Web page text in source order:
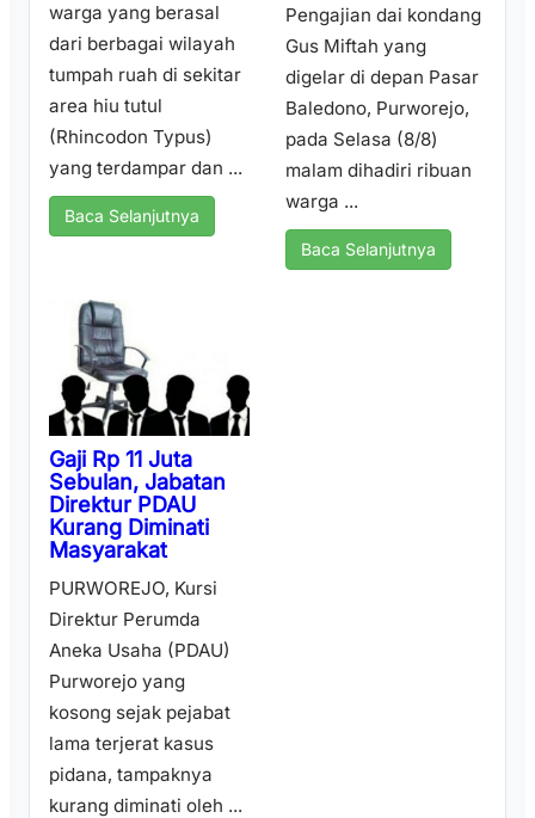
warga yang berasal
dari berbagai wilayah
tumpah ruah di sekitar
area hiu tutul
(Rhincodon Typus)
yang terdampar dan ...
Baca Selanjutnya
Pengajian dai kondang
Gus Miftah yang
digelar di depan Pasar
Baledono, Purworejo,
pada Selasa (8/8)
malam dihadiri ribuan
warga ...
Baca Selanjutnya
Gaji Rp 11 Juta
Sebulan, Jabatan
Direktur PDAU
Kurang Diminati
Masyarakat
PURWOREJO, Kursi
Direktur Perumda
Aneka Usaha (PDAU)
Purworejo yang
kosong sejak pejabat
lama terjerat kasus
pidana, tampaknya
kurang diminati oleh ...